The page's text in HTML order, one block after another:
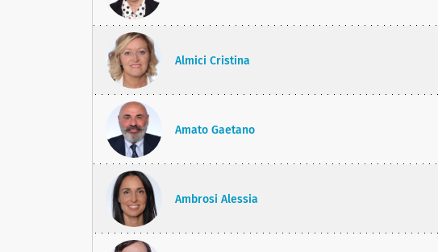
Almici Cristina
Amato Gaetano
Ambrosi Alessia